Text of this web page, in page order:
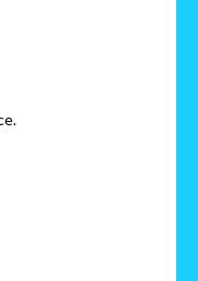
France.